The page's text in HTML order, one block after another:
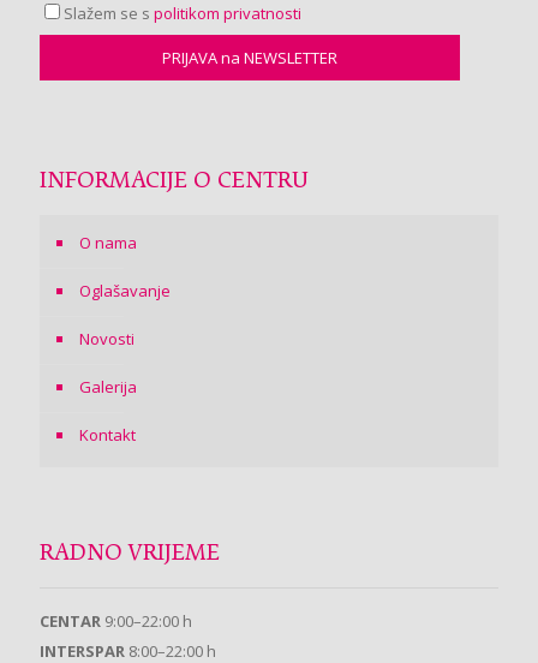
Slažem se s politikom privatnosti
INFORMACIJE O CENTRU
O nama
Oglašavanje
Novosti
Galerija
Kontakt
RADNO VRIJEME
CENTAR 9:00–22:00 h
INTERSPAR 8:00–22:00 h